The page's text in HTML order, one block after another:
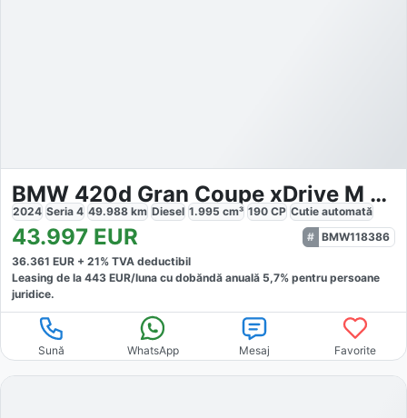
BMW 420d Gran Coupe xDrive M Sport
2024 Seria 4 49.988 km Diesel 1.995 cm³ 190 CP Cutie automată
43.997 EUR
BMW118386
36.361 EUR + 21% TVA deductibil
Leasing de la 443 EUR/luna cu dobăndă anuală 5,7% pentru persoane
juridice.
Sună WhatsApp Mesaj Favorite